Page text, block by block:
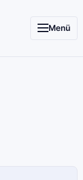
Menü